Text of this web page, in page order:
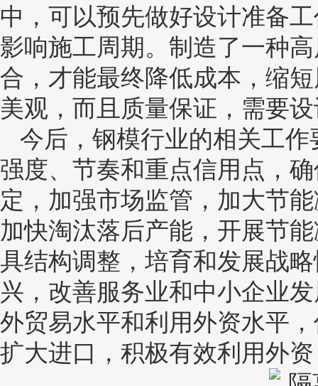
中，可以预先做好设计准备
影响施工周期。制造了一种
合，才能最终降低成本，缩
美观，而且质量保证，需要
今后，钢模行业的相关工
强度、节奏和重点信用点，
定，加强市场监管，加大节
加快淘汰落后产能，开展节
具结构调整，培育和发展战
兴，改善服务业和中小企业
外贸易水平和利用外资水平
扩大进口，积极有效利用外